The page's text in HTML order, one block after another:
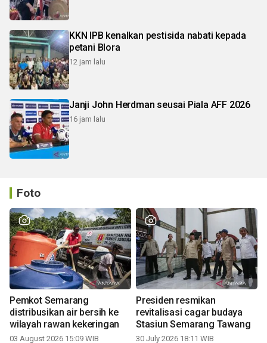
KKN IPB kenalkan pestisida nabati kepada
petani Blora
12 jam lalu
Janji John Herdman seusai Piala AFF 2026
16 jam lalu
Foto
Pemkot Semarang
distribusikan air bersih ke
wilayah rawan kekeringan
03 August 2026 15:09 WIB
Presiden resmikan
revitalisasi cagar budaya
Stasiun Semarang Tawang
30 July 2026 18:11 WIB